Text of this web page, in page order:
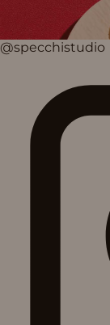
@specchistudio